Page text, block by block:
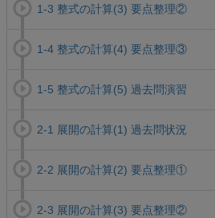
1-3 整式の計算(3) 要点整理②
1-4 整式の計算(4) 要点整理③
1-5 整式の計算(5) 過去問演習
2-1 展開の計算(1) 過去問状況
2-2 展開の計算(2) 要点整理①
2-3 展開の計算(3) 要点整理②